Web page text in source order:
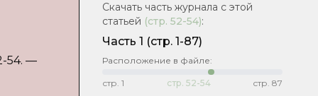
54. —
Скачать часть журнала с этой
статьей (стр. 52-54):
Часть 1 (стр. 1-87)
Расположение в файле:
стр. 1 стр. 52-54 стр. 87